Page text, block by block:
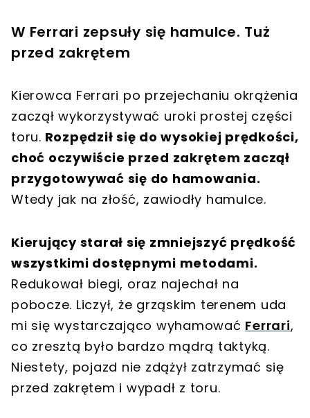
W Ferrari zepsuły się hamulce. Tuż
przed zakrętem
Kierowca Ferrari po przejechaniu okrążenia
zaczął wykorzystywać uroki prostej części
toru. Rozpędził się do wysokiej prędkości,
choć oczywiście przed zakrętem zaczął
przygotowywać się do hamowania.
Wtedy jak na złość, zawiodły hamulce.
Kierujący starał się zmniejszyć prędkość
wszystkimi dostępnymi metodami.
Redukował biegi, oraz najechał na
pobocze. Liczył, że grząskim terenem uda
mi się wystarczająco wyhamować Ferrari,
co zresztą było bardzo mądrą taktyką.
Niestety, pojazd nie zdążył zatrzymać się
przed zakrętem i wypadł z toru.